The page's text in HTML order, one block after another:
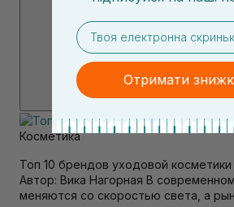
Косметика
Топ 10 брендов уходовой
Автор: Вика Нагорная В
меняются со скоростью света, а
email
Отримати